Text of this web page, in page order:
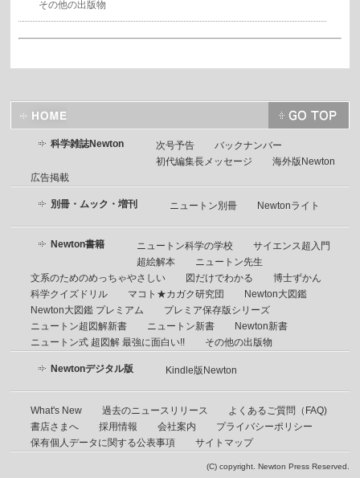
その他の出版物
科学雑誌Newton 次号予告
バックナンバー
初代編集長メッセージ
海外版Newton
広告掲載
別冊・ムック・増刊 ニュートン別冊 Newtonライト
Newton書籍 ニュートン科学の学校
サイエンス超入門
超絵解本
ニュートン先生
文系のためのめっちゃやさしい
図だけでわかる
博士ずかん
科学クイズドリル
マコト★カガク研究団
Newton大図鑑
Newton大図鑑 プレミアム
プレミア保存版シリーズ
ニュートン超図解新書
ニュートン新書
Newton新書
ニュートン式 超図解 最強に面白い!!
その他の出版物
Newtonデジタル版 Kindle版Newton
What's New 過去のニュースリリース
よくあるご質問（FAQ)
書店さまへ
採用情報 会社案内
プライバシーポリシー
保有個人データに関する公表事項
サイトマップ
(C) copyright. Newton Press Reserved.